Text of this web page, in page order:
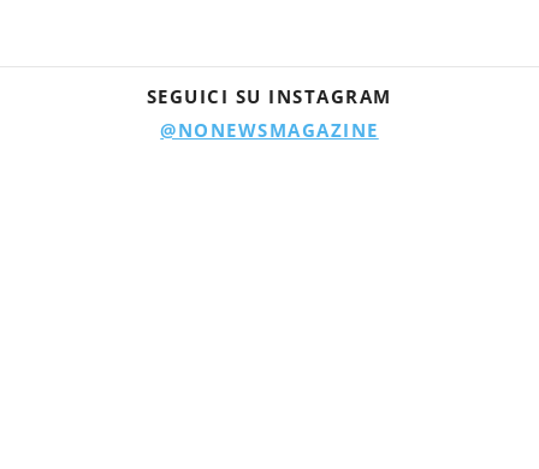
SEGUICI SU INSTAGRAM
@NONEWSMAGAZINE